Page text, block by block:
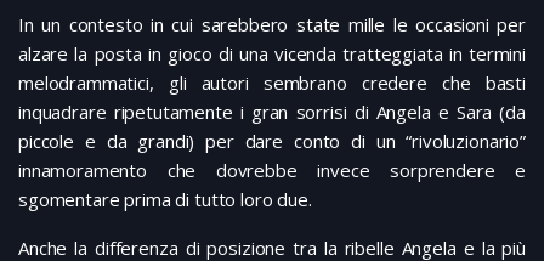
In un contesto in cui sarebbero state mille le occasioni per
alzare la posta in gioco di una vicenda tratteggiata in termini
melodrammatici, gli autori sembrano credere che basti
inquadrare ripetutamente i gran sorrisi di Angela e Sara (da
piccole e da grandi) per dare conto di un “rivoluzionario”
innamoramento che dovrebbe invece sorprendere e
sgomentare prima di tutto loro due.
Anche la differenza di posizione tra la ribelle Angela e la più